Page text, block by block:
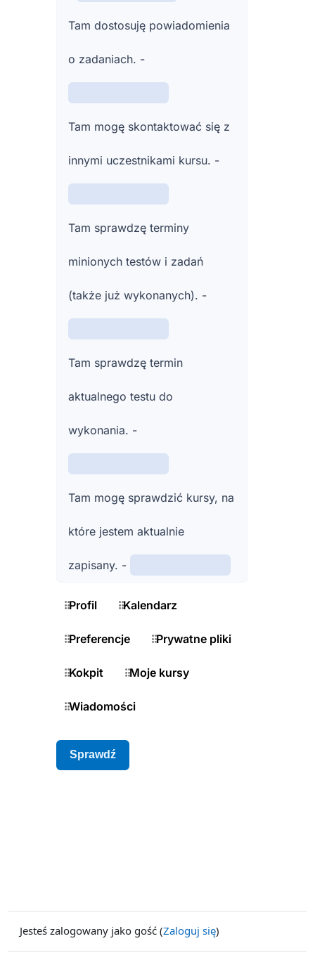
Jesteś zalogowany jako gość (Zaloguj się)